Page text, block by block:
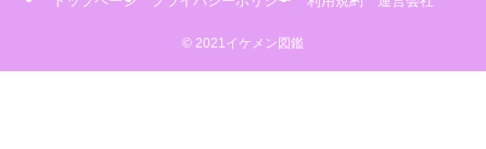
© 2021イケメン図鑑